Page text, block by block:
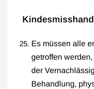
Es müssen alle
getroffen
der
Behandlung,